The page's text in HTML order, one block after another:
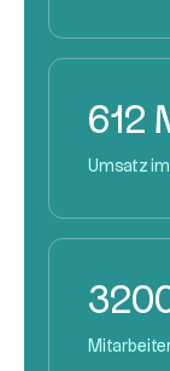
612
Umsatz